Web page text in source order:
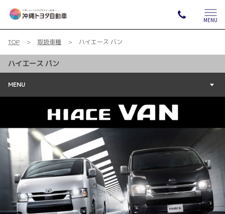
MENU
TOP 取扱車種 ハイエース バン
ハイエース バン
MENU